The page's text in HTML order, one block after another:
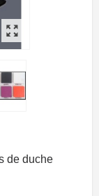
de duche